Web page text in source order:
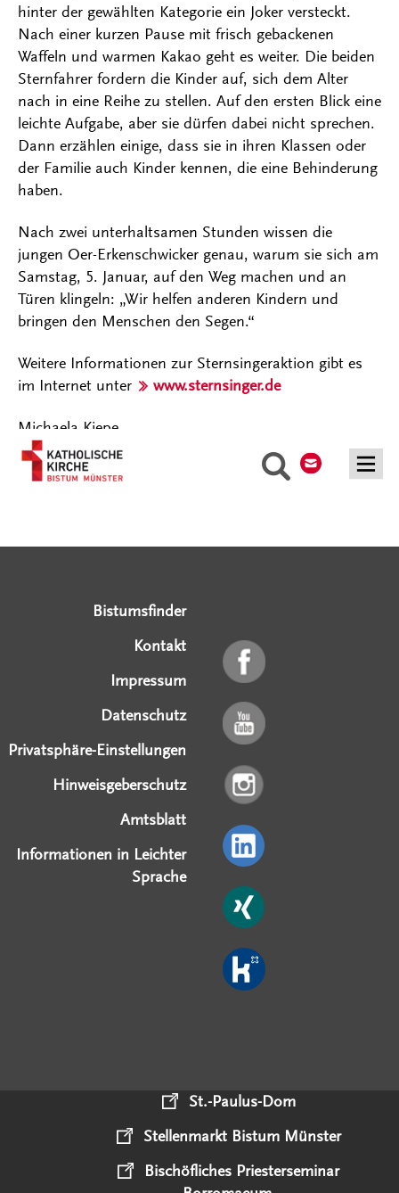
Suche
hinter der gewählten Kategorie ein Joker versteckt.
Nach einer kurzen Pause mit frisch gebackenen
Waffeln und warmen Kakao geht es weiter. Die beiden
Sternfahrer fordern die Kinder auf, sich dem Alter
nach in eine Reihe zu stellen. Auf den ersten Blick eine
leichte Aufgabe, aber sie dürfen dabei nicht sprechen.
Dann erzählen einige, dass sie in ihren Klassen oder
der Familie auch Kinder kennen, die eine Behinderung
haben.
Nach zwei unterhaltsamen Stunden wissen die
jungen Oer-Erkenschwicker genau, warum sie sich am
Samstag, 5. Januar, auf den Weg machen und an
Türen klingeln: „Wir helfen anderen Kindern und
bringen den Menschen den Segen.“
Weitere Informationen zur Sternsingeraktion gibt es
im Internet unter
www.sternsinger.de
Michaela Kiepe
Bistumsfinder
Kontakt
Impressum
Datenschutz
Privatsphäre-Einstellungen
Hinweisgeberschutz
Amtsblatt
Informationen in Leichter
Sprache
St.-Paulus-Dom
Stellenmarkt Bistum Münster
Bischöfliches Priesterseminar